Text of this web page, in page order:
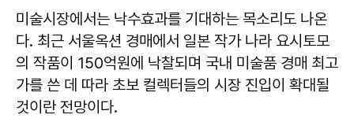
미술시장에서는 낙수효과를 기대하는 목소리도 나온
다. 최근 서울옥션 경매에서 일본 작가 나라 요시토모
의 작품이 150억원에 낙찰되며 국내 미술품 경매 최고
가를 쓴 데 따라 초보 컬렉터들의 시장 진입이 확대될
것이란 전망이다.